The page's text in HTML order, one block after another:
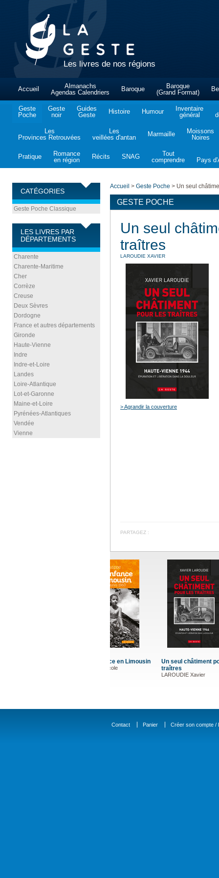
Les livres de nos régions
Accueil
Almanachs
Agendas Calendriers
Baroque
Baroque
(Grand Format)
Geste
Poche
Geste
noir
Guides
Geste
Histoire Humour
Inventaire
général
Les
Provinces Retrouvées
Les
veillées d'antan
Marmaille
Moissons
Noires
Pratique
Romance
en région
Récits SNAG
Tout
comprendre
Pays
CATÉGORIES
Geste Poche Classique
LES LIVRES PAR
DÉPARTEMENTS
Charente
Charente-Maritime
Cher
Corrèze
Creuse
Deux Sèvres
Dordogne
France et autres départements
Gironde
Haute-Vienne
Indre
Indre-et-Loire
Landes
Loire-Atlantique
Lot-et-Garonne
Maine-et-Loire
Pyrénées-Atlantiques
Vendée
Vienne
Accueil > Geste Poche > Un seul
GESTE POCHE
Un seul
traîtres
LAROUDIE XAVIER
> Agrandir la couverture
PARTAGEZ :
Un seul châtiment pour les
traîtres
Fille de
Geneviève
Contact Panier Créer son compte /